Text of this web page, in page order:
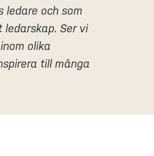
ledare och som
Ser vi
olika
till många